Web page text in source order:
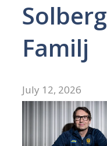
Solberg
Familj
July 12, 2026